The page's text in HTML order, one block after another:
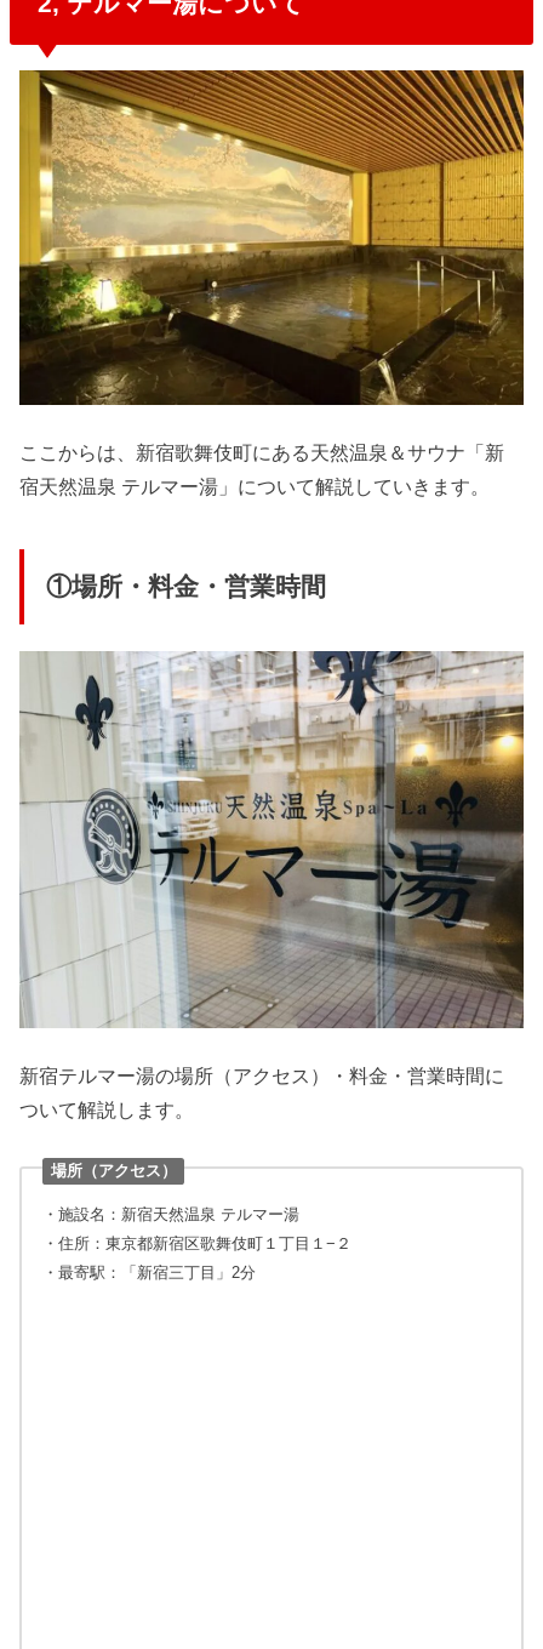
ここからは、新宿歌舞伎町にある天然温泉＆サウナ「新
宿天然温泉 テルマー湯」について解説していきます。
①場所・料金・営業時間
新宿テルマー湯の場所（アクセス）・料金・営業時間に
ついて解説します。
場所（アクセス）
・施設名：新宿天然温泉 テルマー湯
・住所：東京都新宿区歌舞伎町１丁目１−２
・最寄駅：「新宿三丁目」2分